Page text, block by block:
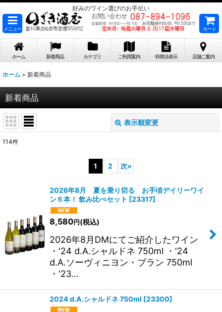
好みのワイン選びのお手伝い
メニュー カート
ホーム 新着商品 カテゴリ ご利用案内 特商法表示 店舗ご案内
ホーム > 新着商品
新着商品
表示順変更
絞り込む
114件
1 2 次»
2026年8月 夏を乗り切る お手頃デイリーワイ
ン６本！ 飲み比べセット [23317]
8,580円(税込)
2026年8月DMにてご紹介したワイン
・'24 d.A.シャルドネ 750ml ・'24
d.A.ソーヴィニヨン・ブラン 750ml
・'23…
2024 d.A.シャルドネ 750ml [23300]